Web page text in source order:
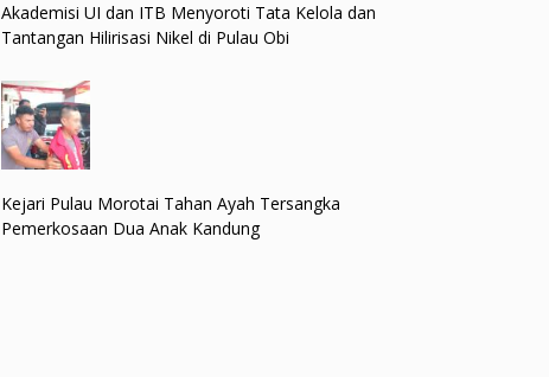
Akademisi UI dan ITB Menyoroti Tata Kelola dan
Tantangan Hilirisasi Nikel di Pulau Obi
Kejari Pulau Morotai Tahan Ayah Tersangka
Pemerkosaan Dua Anak Kandung